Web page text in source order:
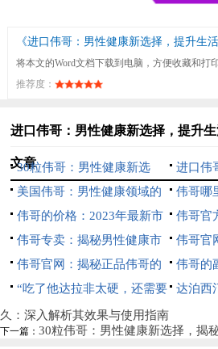
将本文的Word文档下载到电脑，方便收藏和打
推荐度：
进口伟哥：男性健康新选择，提升
文章
30粒伟哥：男性健康新选
择，揭秘其功效与使用指南
进口伟
择，提
美国伟哥：男性健康领域的
革命性突破
伟哥哪
买渠道
伟哥的价格：2023年最新市
场分析与购买指南
伟哥官
哥的购
伟哥专卖：揭秘男性健康市
场的热门选择
伟哥官
哥的购
伟哥官网：揭秘正品伟哥的
购买指南与使用注意事项
伟哥的
险，保
“吃了他达拉非太硬，还需要
继续吃吗？”——深入探讨他
达拉非的副作用与正确用法
达泊西
久：深入解析其效果与使用指南
下一篇： 30粒伟哥：男性健康新选择，揭